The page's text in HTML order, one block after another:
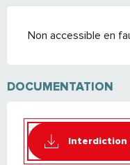
Non accessible en
DOCUMENTATION
Interdiction